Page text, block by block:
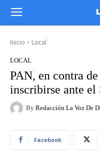
Inicio Local
LOCAL
PAN, en contra
inscribirse ante el
By Redacción La Voz De
Facebook